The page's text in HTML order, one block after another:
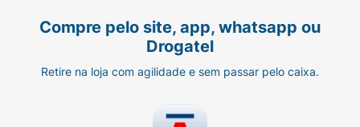
Compre pelo site, app, whatsapp ou
Drogatel
Retire na loja com agilidade e sem passar pelo caixa.